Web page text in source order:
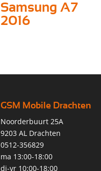
Samsung A7
2016
GSM Mobile Drachten
Noorderbuurt 25A
9203 AL Drachten
0512-356829
ma 13:00-18:00
di-vr 10:00-18:00